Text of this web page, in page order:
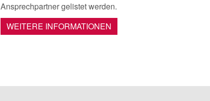
Ansprechpartner gelistet werden.
WEITERE INFORMATIONEN